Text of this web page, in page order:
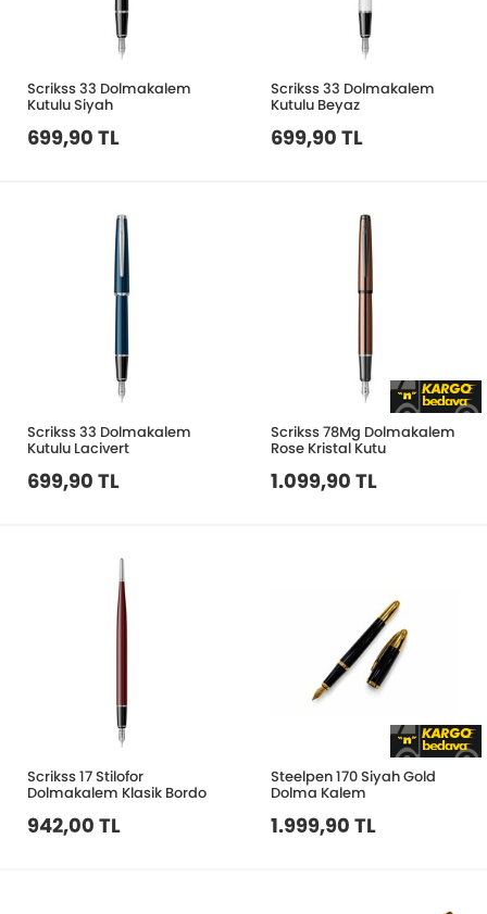
Scrikss 33 Dolmakalem
Kutulu Siyah
699,90 TL
Scrikss 33 Dolmakalem
Kutulu Beyaz
699,90 TL
Scrikss 33 Dolmakalem
Kutulu Lacivert
699,90 TL
Scrikss 78Mg Dolmakalem
Rose Kristal Kutu
1.099,90 TL
Scrikss 17 Stilofor
Dolmakalem Klasik Bordo
942,00 TL
Steelpen 170 Siyah Gold
Dolma Kalem
1.999,90 TL